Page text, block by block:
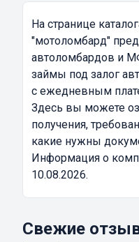
На странице
"мотоломбард"
автоломбардов и
займы под залог
с ежедневным
Здесь вы можете
получения,
какие нужны
Информация о
10.08.2026.
Свежие